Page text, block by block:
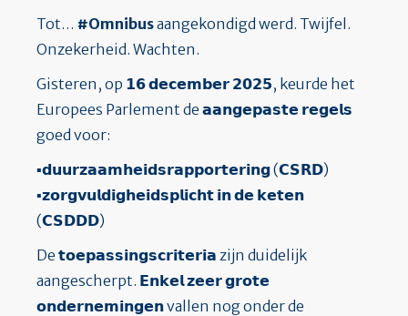
Tot… #Omnibusaangekondigd werd. Twijfel.
Onzekerheid. Wachten.
Gisteren, op 𝟭𝟲 𝗱𝗲𝗰𝗲𝗺𝗯𝗲𝗿 𝟮𝟬𝟮𝟱, keurde het
Europees Parlement de 𝗮𝗮𝗻𝗴𝗲𝗽𝗮𝘀𝘁𝗲 𝗿𝗲𝗴𝗲𝗹𝘀
goed voor:
▪️𝗱𝘂𝘂𝗿𝘇𝗮𝗮𝗺𝗵𝗲𝗶𝗱𝘀𝗿𝗮𝗽𝗽𝗼𝗿𝘁𝗲𝗿𝗶𝗻𝗴 (𝗖𝗦𝗥𝗗)
▪️𝘇𝗼𝗿𝗴𝘃𝘂𝗹𝗱𝗶𝗴𝗵𝗲𝗶𝗱𝘀𝗽𝗹𝗶𝗰𝗵𝘁 𝗶𝗻 𝗱𝗲 𝗸𝗲𝘁𝗲𝗻
(𝗖𝗦𝗗𝗗𝗗)
De 𝘁𝗼𝗲𝗽𝗮𝘀𝘀𝗶𝗻𝗴𝘀𝗰𝗿𝗶𝘁𝗲𝗿𝗶𝗮 zijn duidelijk
aangescherpt. 𝗘𝗻𝗸𝗲𝗹 𝘇𝗲𝗲𝗿 𝗴𝗿𝗼𝘁𝗲
𝗼𝗻𝗱𝗲𝗿𝗻𝗲𝗺𝗶𝗻𝗴𝗲𝗻 vallen nog onder de